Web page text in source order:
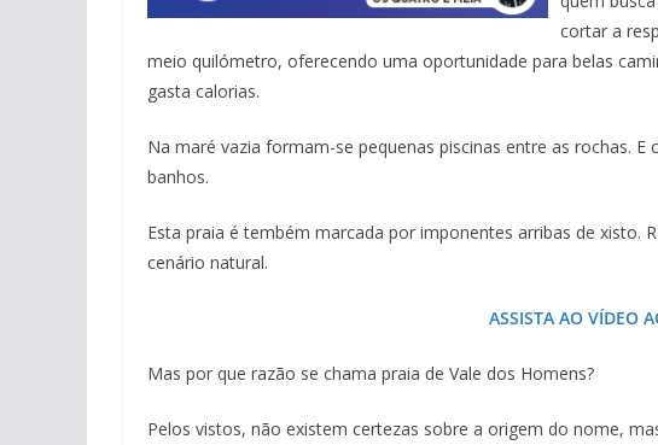
cortar a
meio quilómetro, oferecendo uma oportunidade para belas
gasta calorias.
Na maré vazia formam-se pequenas piscinas entre as rochas.
banhos.
Esta praia é tembém marcada por imponentes arribas de xisto.
cenário natural.
ASSISTA AO VÍDEO
Mas por que razão se chama praia de Vale dos Homens?
Pelos vistos, não existem certezas sobre a origem do nome,